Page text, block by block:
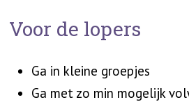
Voor de lopers
Ga in kleine groepjes
Ga met zo min mogelijk